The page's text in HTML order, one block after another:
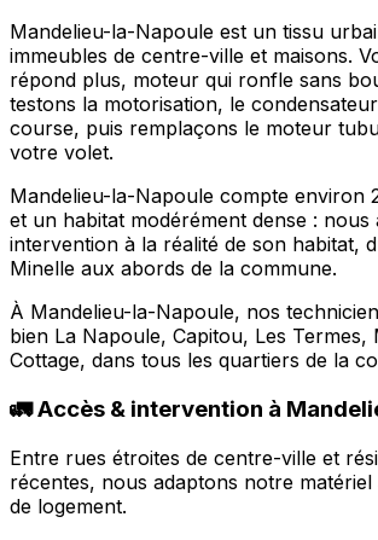
Mandelieu-la-Napoule est un tissu
immeubles de centre-ville et maisons.
répond plus, moteur qui ronfle sans
testons la motorisation, le
course, puis remplaçons le moteur
votre volet.
Mandelieu-la-Napoule compte environ
et un habitat modérément dense :
intervention à la réalité de son habitat,
Minelle aux abords de la commune.
À Mandelieu-la-Napoule, nos
bien La Napoule, Capitou, Les Termes,
Cottage, dans tous les quartiers de la
🚛 Accès & intervention à
Entre rues étroites de centre-ville et
récentes, nous adaptons notre
de logement.